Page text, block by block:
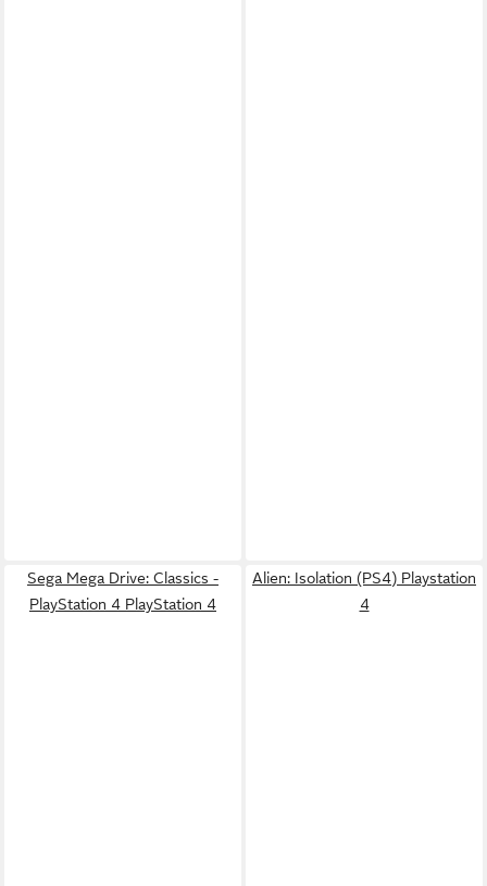
Sega Mega Drive: Classics -
PlayStation 4 PlayStation 4
Alien: Isolation (PS4) Playstation
4